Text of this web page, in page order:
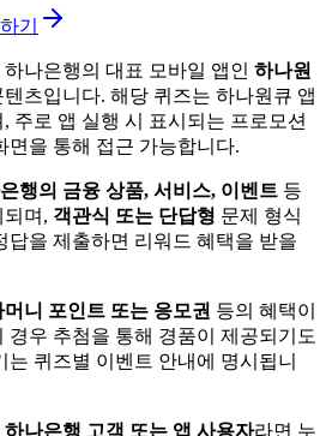
기
하나은행의 대표 모바일 앱인 하나원
츠입니다. 해당 퀴즈는 하나원큐 앱
주로 앱 실행 시 표시되는 프로모션
면을 통해 접근 가능합니다.
행의 금융 상품, 서비스, 이벤트 등
며, 객관식 또는 단답형 문제 형식
답을 제출하면 리워드 혜택을 받을
니 포인트 또는 응모권 등의 혜택이
경우 추첨을 통해 경품이 제공되기도
퀴즈별 이벤트 안내에 명시됩니
하나은행 고객 또는 앱 사용자라면 누